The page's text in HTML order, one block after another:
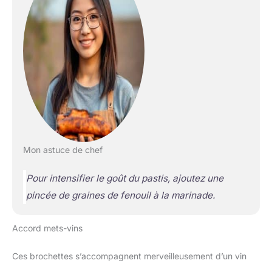
Mon astuce de chef
Pour intensifier le goût du pastis, ajoutez une
pincée de graines de fenouil à la marinade.
Accord mets-vins
Ces brochettes s’accompagnent merveilleusement d’un vin